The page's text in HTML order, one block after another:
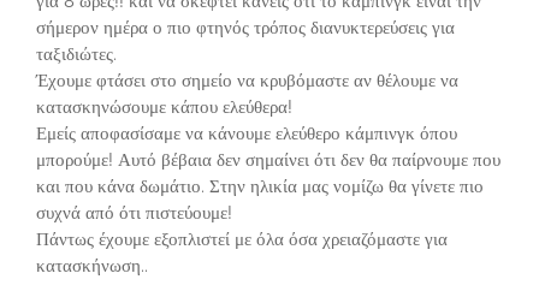
σήμερον ημέρα ο πιο φτηνός τρόπος διανυκτερεύσεις για
ταξιδιώτες.
Έχουμε φτάσει στο σημείο να κρυβόμαστε αν θέλουμε να
κατασκηνώσουμε κάπου ελεύθερα!
Εμείς αποφασίσαμε να κάνουμε ελεύθερο κάμπινγκ όπου
μπορούμε! Αυτό βέβαια δεν σημαίνει ότι δεν θα παίρνουμε που
και που κάνα δωμάτιο. Στην ηλικία μας νομίζω θα γίνετε πιο
συχνά από ότι πιστεύουμε!
Πάντως έχουμε εξοπλιστεί με όλα όσα χρειαζόμαστε για
κατασκήνωση..